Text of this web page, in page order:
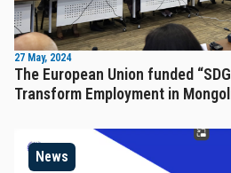
27 May, 2024
The European Union funded
Transform Employment in
News